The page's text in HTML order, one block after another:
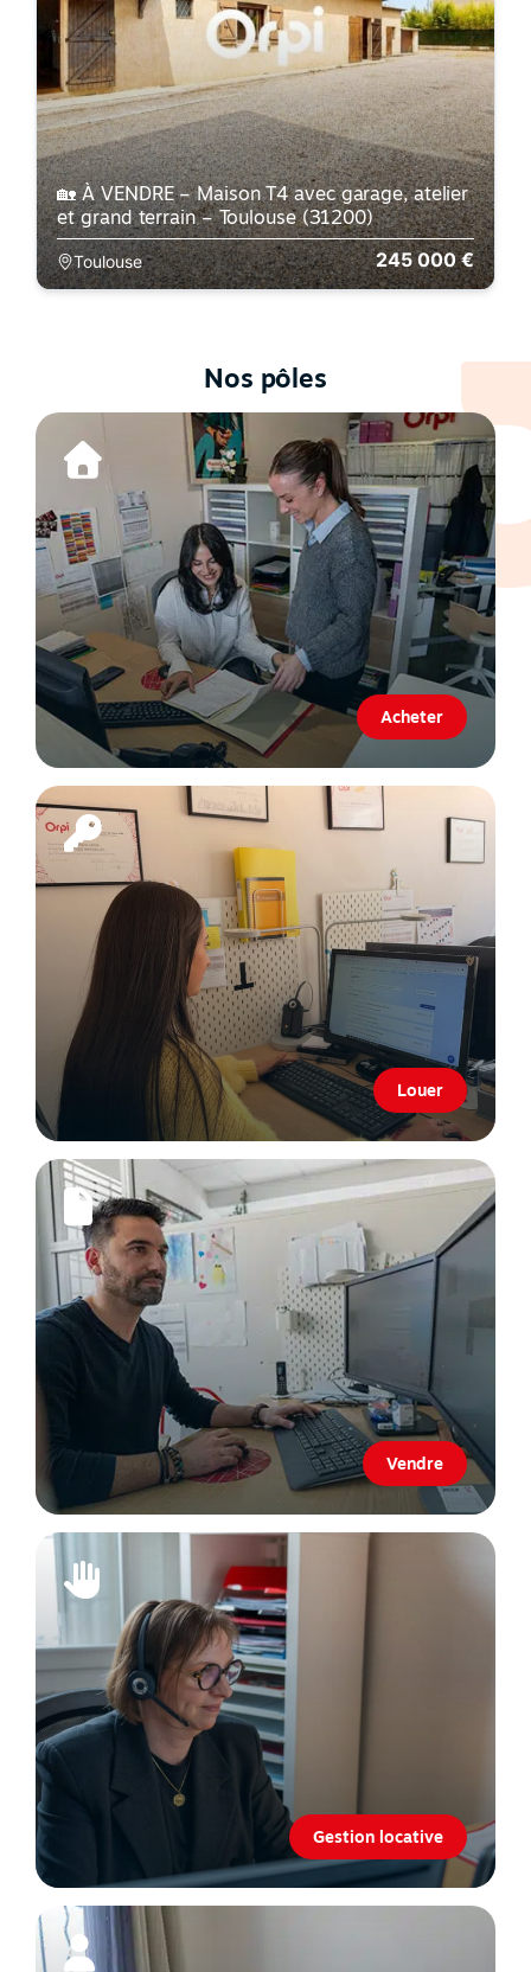
245 000 €
🏡 À VENDRE – Maison T4 avec garage, atelier
et grand terrain – Toulouse (31200)
Toulouse
Nos pôles
Acheter
Louer
Vendre
Gestion locative